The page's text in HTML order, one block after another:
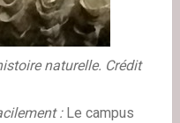
naturelle. Crédit
:Le campus